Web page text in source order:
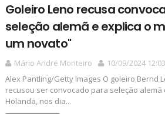
Goleiro Leno recusa
seleção alemã e explica o
um novato"
Mário André Monteiro
10/09/2024
Alex Pantling/Getty Images O goleiro Bernd
recusou ser convocado para seleção
Holanda, nos dia...